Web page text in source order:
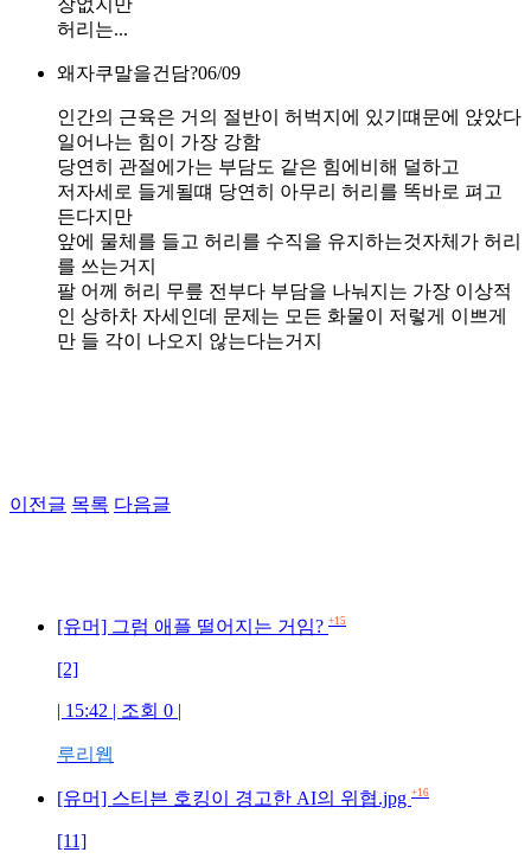
허리는...
왜자쿠말을건담?06/09
인간의 근육은 거의 절반이 허벅지에 있기떄문에 앉았다
일어나는 힘이 가장 강함
당연히 관절에가는 부담도 같은 힘에비해 덜하고
저자세로 들게될떄 당연히 아무리 허리를 똑바로 펴고
든다지만
앞에 물체를 들고 허리를 수직을 유지하는것자체가 허리
를 쓰는거지
팔 어께 허리 무릎 전부다 부담을 나눠지는 가장 이상적
인 상하차 자세인데 문제는 모든 화물이 저렇게 이쁘게
만 들 각이 나오지 않는다는거지
이전글 목록 다음글
[유머] 그럼 애플 떨어지는 거임? +15
[2]
| 15:42 | 조회 0 |
루리웹
[유머] 스티븐 호킹이 경고한 AI의 위협.jpg +16
[11]